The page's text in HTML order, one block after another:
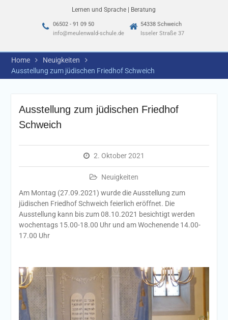
Lernen und Sprache | Beratung
06502 - 91 09 50
info@meulenwald-schule.de
54338 Schweich
Isseler Straße 37
Home
Neuigkeiten
Ausstellung zum jüdischen Friedhof Schweich
Ausstellung zum jüdischen Friedhof
Schweich
2. Oktober 2021
Neuigkeiten
Am Montag (27.09.2021) wurde die Ausstellung zum
jüdischen Friedhof Schweich feierlich eröffnet. Die
Ausstellung kann bis zum 08.10.2021 besichtigt werden
wochentags 15.00-18.00 Uhr und am Wochenende 14.00-
17.00 Uhr